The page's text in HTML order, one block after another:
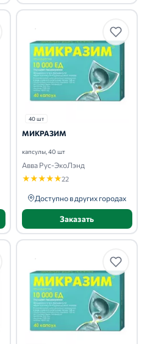
40 шт
МИКРАЗИМ
капсулы, 40 шт
Авва Рус-ЭкоЛэнд
★★★★★22
Доступно в других городах
Заказать